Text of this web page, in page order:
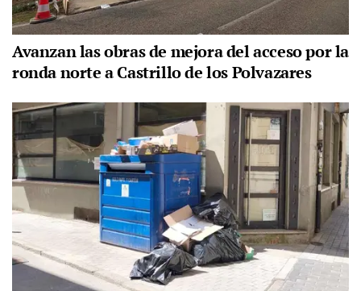
Avanzan las obras de mejora del acceso por la
ronda norte a Castrillo de los Polvazares